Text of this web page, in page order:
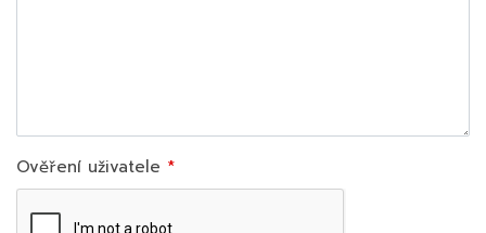
Ověření uživatele